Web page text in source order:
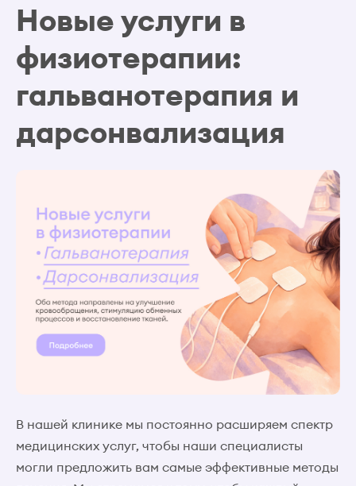
Новые услуги в
физиотерапии:
гальванотерапия и
дарсонвализация
В нашей клинике мы постоянно расширяем спектр
медицинских услуг, чтобы наши специалисты
могли предложить вам самые эффективные методы